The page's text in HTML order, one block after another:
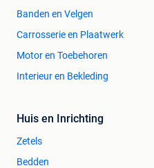
Banden en Velgen
Carrosserie en Plaatwerk
Motor en Toebehoren
Interieur en Bekleding
Huis en Inrichting
Zetels
Bedden